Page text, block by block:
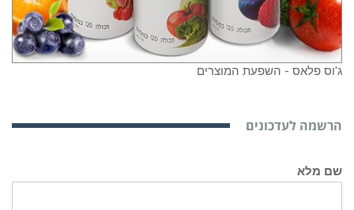
ג'וס פלאס - השפעת המוצרים
הרשמה לעדכונים
שם מלא